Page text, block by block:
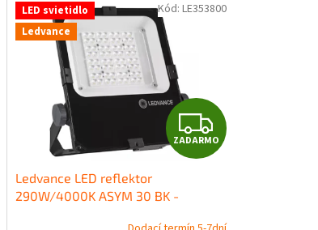
LED svietidlo
Ledvance
Z
A
ZADARMO
Ledvance LED reflektor
290W/4000K ASYM 30 BK -
Kód: LE353800